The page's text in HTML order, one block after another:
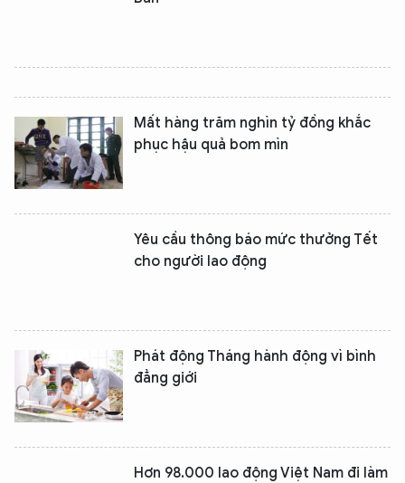
Mất hàng trăm nghìn tỷ đồng khắc
phục hậu quả bom mìn
Yêu cầu thông báo mức thưởng Tết
cho người lao động
Phát động Tháng hành động vì bình
đẳng giới
Hơn 98.000 lao động Việt Nam đi làm